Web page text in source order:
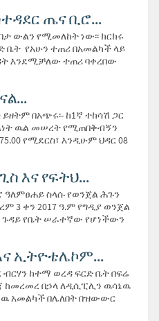
ጤና ቢሮ...
ውልን የሚመለከት ነው፡፡ ክርክሩ
የአሁን ተጠሪ በአመልካች ላይ
እንደሚቻለው ተጠሪ ባቀረበው
በአጭሩ፡- ከ1ኛ ተከሳሽ ጋር
ዉል መሠረት የሚጠበቅብኝን
የሚደርስ፣ እንዲሁም ህዳር 08
እና የፍትህ...
ስላሱ የወንጀል ሕጉን
3 ቀን 2017 ዓ.ም የግዲያ ወንጀል
የቤት ሠራተኛው የሆነችውን
ኢትዮቴሌኮም...
ብርሃን ከተማ ወረዳ ፍርድ ቤት በፍሬ
ከመረመረ በኃላ ለዲሲፒሊን ዉሳኔዉ
አመልካች በሌለበት በዝውውር